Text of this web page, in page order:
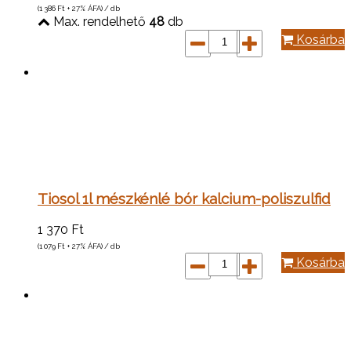
(1 386 Ft + 27% ÁFA) / db
Max. rendelhető 48 db
Kosárba
Tiosol 1l mészkénlé bór kalcium-poliszulfid
1 370 Ft
(1 079 Ft + 27% ÁFA) / db
Kosárba